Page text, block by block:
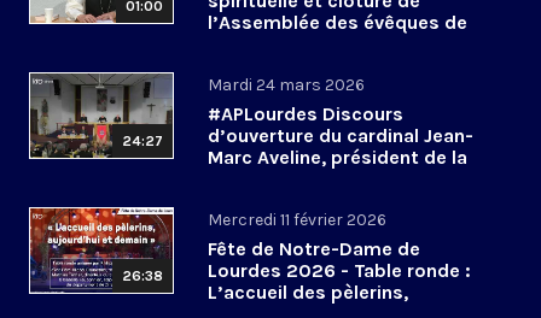
01:00
l’Assemblée des évêques de
24:27
Mardi 24 mars 2026
#APLourdes Discours
d’ouverture du cardinal Jean-
Marc Aveline, président de la
26:38
Mercredi 11 février 2026
Fête de Notre-Dame de
Lourdes 2026 - Table ronde :
L’accueil des pèlerins,